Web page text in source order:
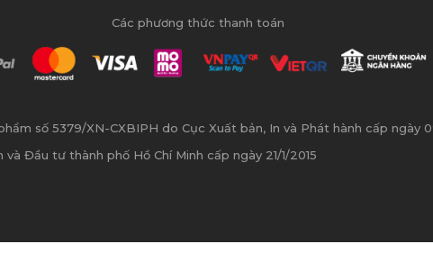
Các phương thức thanh toán
số 5379/XN-CXBIPH do Cục Xuất bản, In và Phát hành cấp ngày
Đầu tư thành phố Hồ Chí Minh cấp ngày 21/1/2015